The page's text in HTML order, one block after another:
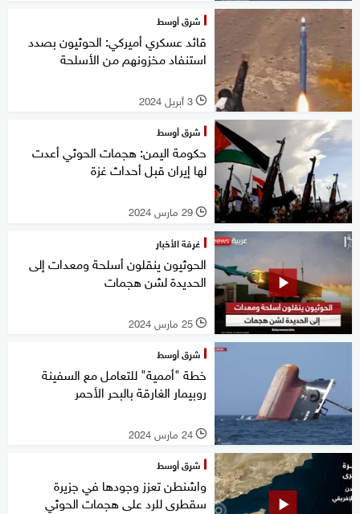
شرق أوسط
قائد عسكري أميركي: الحوثيون بصدد
استنفاد مخزونهم من الأسلحة
l 3 أبريل 2024
شرق أوسط
حكومة اليمن: هجمات الحوثي أعدت
لها إيران قبل أحداث غزة
l 29 مارس 2024
غرفة الأخبار
الحوثيون ينقلون أسلحة ومعدات إلى
الحديدة لشن هجمات
l 25 مارس 2024
شرق أوسط
خطة "أممية" للتعامل مع السفينة
روبيمار الغارقة بالبحر الأحمر
l 24 مارس 2024
شرق أوسط
واشنطن تعزز وجودها في جزيرة
سقطرى للرد على هجمات الحوثي